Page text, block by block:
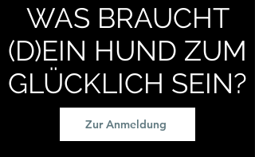
WAS BRAUCHT
(D)EIN HUND ZUM
GLÜCKLICH SEIN?
Zur Anmeldung